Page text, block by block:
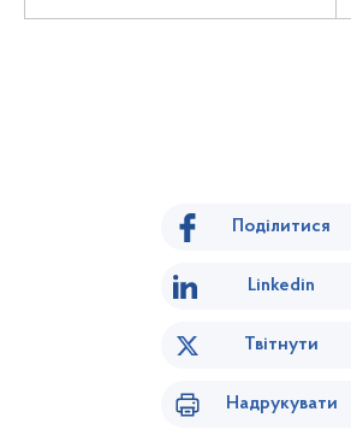
Поділитися
Linkedin
Твітнути
Надрукувати